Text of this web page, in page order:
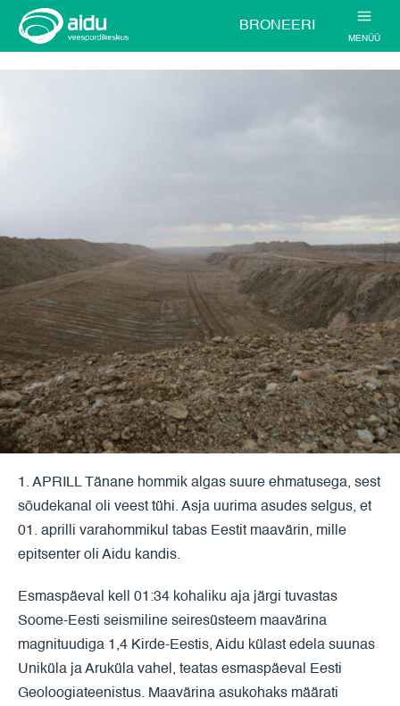
BRONEERI
MENÜÜ
1. APRILL Tänane hommik algas suure ehmatusega, sest
sõudekanal oli veest tühi. Asja uurima asudes selgus, et
01. aprilli varahommikul tabas Eestit maavärin, mille
epitsenter oli Aidu kandis.
Esmaspäeval kell 01:34 kohaliku aja järgi tuvastas
Soome-Eesti seismiline seiresüsteem maavärina
magnituudiga 1,4 Kirde-Eestis, Aidu külast edela suunas
Uniküla ja Aruküla vahel, teatas esmaspäeval Eesti
Geoloogiateenistus. Maavärina asukohaks määrati